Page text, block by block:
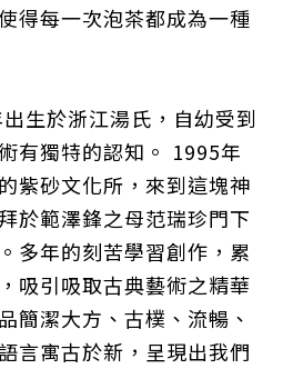
得每一次泡茶都成為一種
生於浙江湯氏，自幼受到
有獨特的認知。 1995年
紫砂文化所，來到這塊神
於範澤鋒之母范瑞珍門下
多年的刻苦學習創作，累
吸引吸取古典藝術之精華
簡潔大方、古樸、流暢、
言寓古於新，呈現出我們